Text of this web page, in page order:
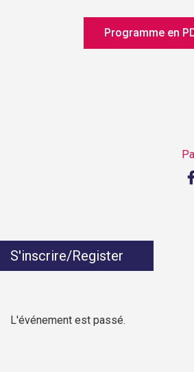
Programme en
S'inscrire/Register
L'événement est passé.